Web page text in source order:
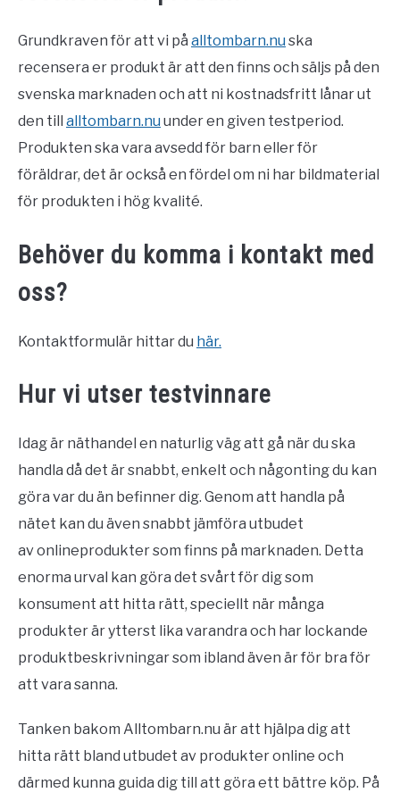
Grundkraven för att vi på alltombarn.nu ska
recensera er produkt är att den finns och säljs på den
svenska marknaden och att ni kostnadsfritt lånar ut
den till alltombarn.nu under en given testperiod.
Produkten ska vara avsedd för barn eller för
föräldrar, det är också en fördel om ni har bildmaterial
för produkten i hög kvalité.
Behöver du komma i kontakt med
oss?
Kontaktformulär hittar du här.
Hur vi utser testvinnare
Idag är näthandel en naturlig väg att gå när du ska
handla då det är snabbt, enkelt och någonting du kan
göra var du än befinner dig. Genom att handla på
nätet kan du även snabbt jämföra utbudet
av onlineprodukter som finns på marknaden. Detta
enorma urval kan göra det svårt för dig som
konsument att hitta rätt, speciellt när många
produkter är ytterst lika varandra och har lockande
produktbeskrivningar som ibland även är för bra för
att vara sanna.
Tanken bakom Alltombarn.nu är att hjälpa dig att
hitta rätt bland utbudet av produkter online och
därmed kunna guida dig till att göra ett bättre köp. På